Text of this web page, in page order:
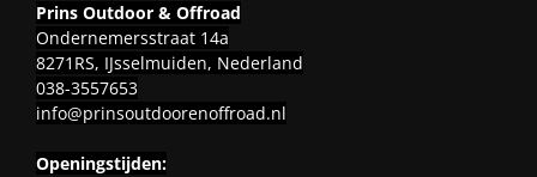
Prins Outdoor & Offroad
Ondernemersstraat 14a
8271RS, IJsselmuiden, Nederland
038-3557653
info@prinsoutdoorenoffroad.nl
Openingstijden: